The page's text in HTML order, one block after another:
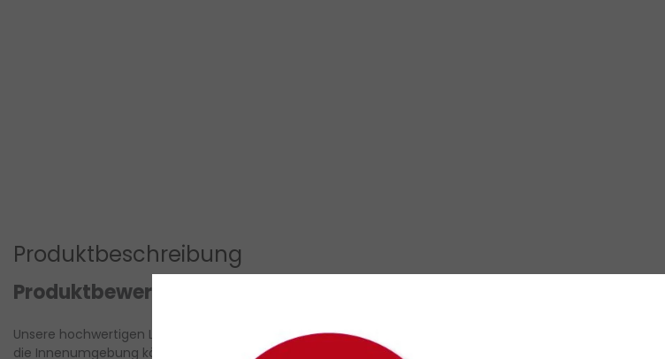
Produktbeschreibung
Produktbewertungen
Unsere hochwertigen LED-Streifen bieten eine optimale Beleuchtungslösung für unschöne Bedürfnisse. Für
die Innenumgebung können unsere flexiblen LED-Strahlen in der Temperatur variieren und haben eine